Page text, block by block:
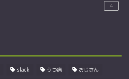
4
slack うつ病 おじさん